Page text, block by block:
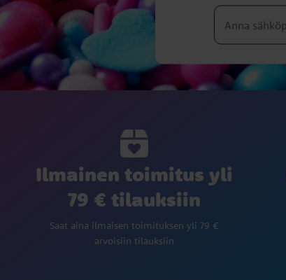
Ilmainen toimitus yli
79 € tilauksiin
Saat aina ilmaisen toimituksen yli 79 €
arvoisiin tilauksiin